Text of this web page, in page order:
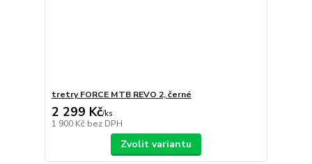
tretry FORCE MTB REVO 2, černé
2 299 Kč/ks
1 900 Kč bez DPH
Zvolit variantu